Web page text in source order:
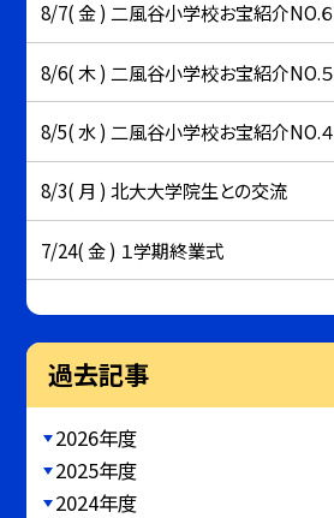
8/7( 金 ) 二風谷小学校お宝紹介NO.６
8/6( 木 ) 二風谷小学校お宝紹介NO.５
8/5( 水 ) 二風谷小学校お宝紹介NO.４
8/3( 月 ) 北大大学院生との交流
7/24( 金 ) １学期終業式
過去記事
2026年度
2025年度
2024年度